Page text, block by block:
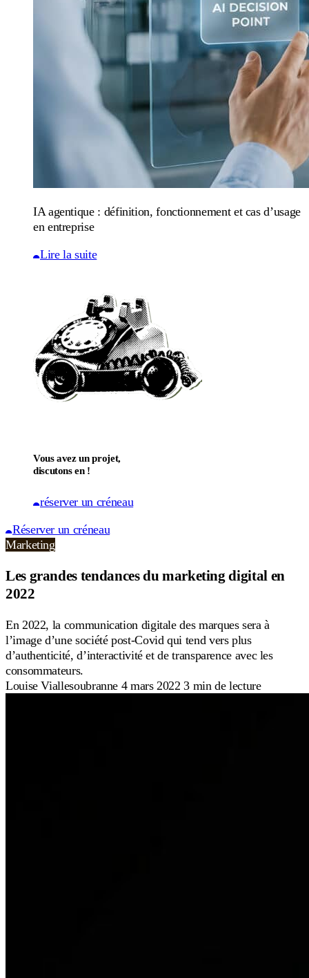
IA agentique : définition, fonctionnement et cas d’usage
en entreprise
Lire la suite
Vous avez un projet,
discutons en !
réserver un créneau
Réserver un créneau
Marketing
Les grandes tendances du marketing digital en
2022
En 2022, la communication digitale des marques sera à
l’image d’une société post-Covid qui tend vers plus
d’authenticité, d’interactivité et de transparence avec les
consommateurs.
Louise Viallesoubranne 4 mars 20223 min de lecture